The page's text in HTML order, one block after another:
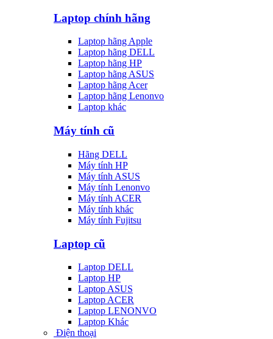
Laptop chính hãng
Laptop hãng Apple
Laptop hãng DELL
Laptop hãng HP
Laptop hãng ASUS
Laptop hãng Acer
Laptop hãng Lenonvo
Laptop khác
Máy tính cũ
Hãng DELL
Máy tính HP
Máy tính ASUS
Máy tính Lenonvo
Máy tính ACER
Máy tính khác
Máy tính Fujitsu
Laptop cũ
Laptop DELL
Laptop HP
Laptop ASUS
Laptop ACER
Laptop LENONVO
Laptop Khác
Điện thoại